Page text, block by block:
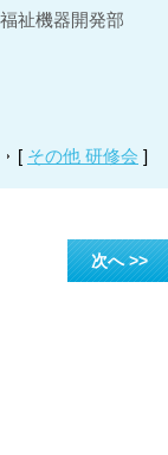
祉機器開発部
[ その他 研修会 ]
次へ >>